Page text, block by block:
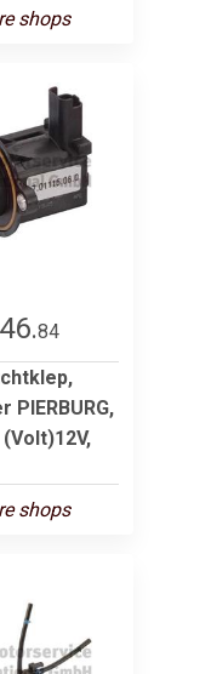
shops
84
PIERBURG,
shops